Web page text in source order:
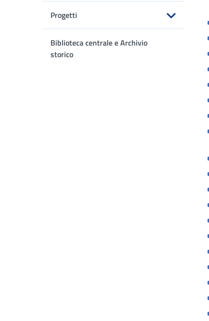
Apri sottomenu
Progetti
Apri sottomenu
Biblioteca centrale e Archivio
storico